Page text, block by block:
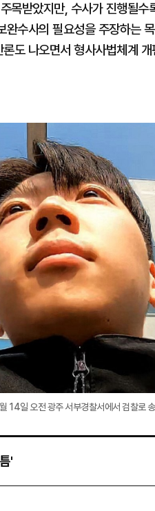
목받았지만, 수사가 진행될수
수사의 필요성을 주장하는
도 나오면서 형사사법체계
14일 오전 광주 서부경찰서에서 검찰로
'